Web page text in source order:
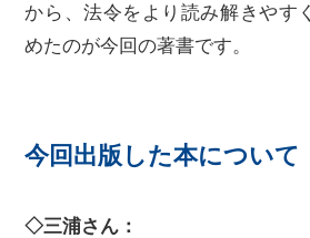
から、法令をより読み解きやす
めたのが今回の著書です。
今回出版した本について
◇三浦さん：